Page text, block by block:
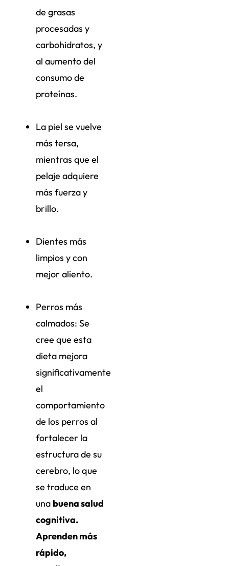
de grasas
procesadas y
carbohidratos, y
al aumento del
consumo de
proteínas.
La piel se vuelve
más tersa,
mientras que el
pelaje adquiere
más fuerza y
brillo.
Dientes más
limpios y con
mejor aliento.
Perros más
calmados: Se
cree que esta
dieta mejora
significativamente
el
comportamiento
de los perros al
fortalecer la
estructura de su
cerebro, lo que
se traduce en
una buena salud
cognitiva.
Aprenden más
rápido,